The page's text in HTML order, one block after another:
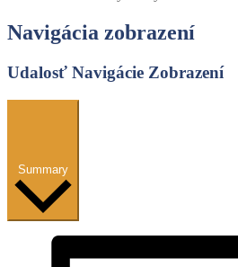
Navigácia zobrazení
Udalosť Navigácie Zobrazení
Summary